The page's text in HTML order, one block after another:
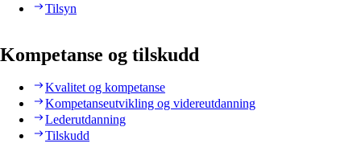
Tilsyn
Kompetanse og tilskudd
Kvalitet og kompetanse
Kompetanseutvikling og videreutdanning
Lederutdanning
Tilskudd